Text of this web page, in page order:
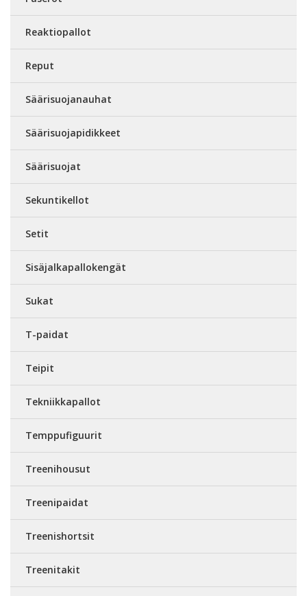
Reaktiopallot
Reput
Säärisuojanauhat
Säärisuojapidikkeet
Säärisuojat
Sekuntikellot
Setit
Sisäjalkapallokengät
Sukat
T-paidat
Teipit
Tekniikkapallot
Temppufiguurit
Treenihousut
Treenipaidat
Treenishortsit
Treenitakit